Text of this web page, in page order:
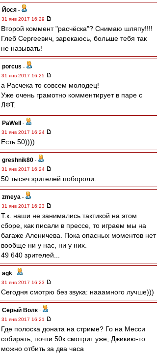
Йося -
31 янв 2017 16:29
Второй коммент "расчёска"? Снимаю шляпу!!!!
Глеб Сергеевич, зарекаюсь, больше тебя так
не называть!
porcus -
31 янв 2017 16:25
а Расчека то совсем молодец!
Уже очень грамотно комментирует в паре с
ЛФТ.
PaWell
-
31 янв 2017 16:24
Есть 50))))
greshnik80 -
31 янв 2017 16:24
50 тысяч зрителей побороли.
zmeya -
31 янв 2017 16:23
Т.к. наши не занимались тактикой на этом
сборе, как писали в прессе, то играем мы на
багаже Аленичева. Пока опасных моментов нет
вообще ни у нас, ни у них.
49 640 зрителей...
agk -
31 янв 2017 16:23
Сегодня смотрю без звука: нааамного лучше)))
Серый Волк -
31 янв 2017 16:21
Где полоска доната на стриме? Го на Месси
собирать, почти 50к смотрит уже, Джикию-то
можно отбить за два часа